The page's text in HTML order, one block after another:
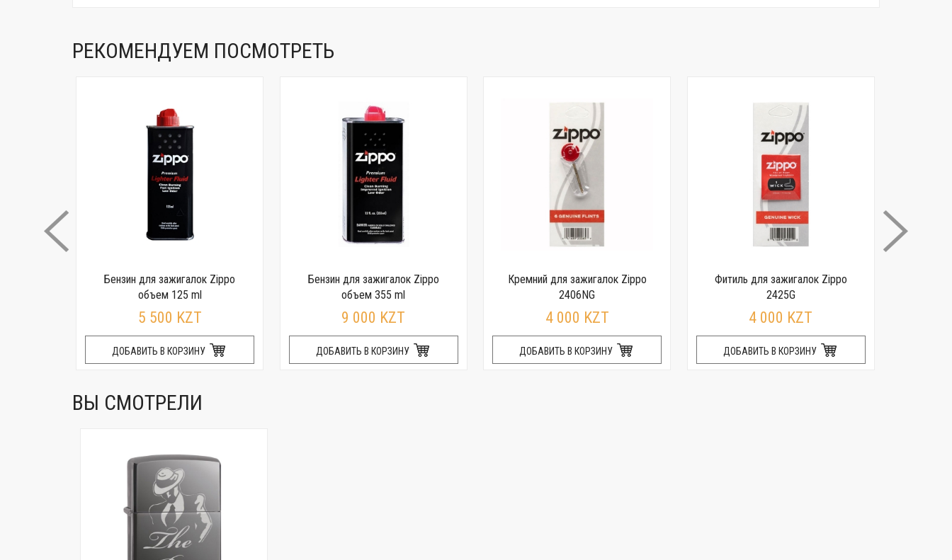
РЕКОМЕНДУЕМ ПОСМОТРЕТЬ
Бензин для зажигалок Zippo
объем 125 ml
5 500 KZT
ДОБАВИТЬ В КОРЗИНУ
Бензин для зажигалок Zippo
объем 355 ml
9 000 KZT
ДОБАВИТЬ В КОРЗИНУ
Кремний для зажигалок Zippo
2406NG
4 000 KZT
ДОБАВИТЬ В КОРЗИНУ
Фитиль для зажигалок Zippo
2425G
4 000 KZT
ДОБАВИТЬ В КОРЗИНУ
ВЫ СМОТРЕЛИ